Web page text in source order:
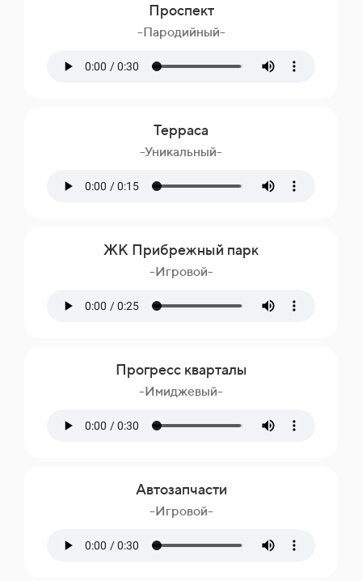
Проспект
-Пародийный-
Терраса
-Уникальный-
ЖК Прибрежный парк
-Игровой-
Прогресс кварталы
-Имиджевый-
Автозапчасти
-Игровой-